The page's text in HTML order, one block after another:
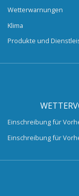
Wetterwarnungen
Klima
Produkte und
Einschreibung für
Einschreibung für